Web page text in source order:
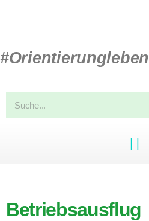
#Orientierungleben
Betriebsausflug